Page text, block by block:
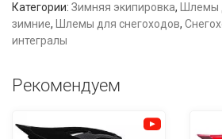
Категории: Зимняя экипировка,
Шлемы
зимние, Шлемы для снегоходов,
интегралы
Рекомендуем